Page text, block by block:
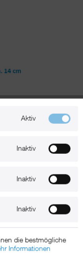
Ihr iPhone 14 sicher
Fahrzeugs.
Aktiv
Inaktiv
Inaktiv
Inaktiv
die bestmögliche
Informationen